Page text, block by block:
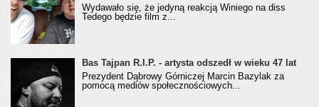
Wydawało się, że jedyną reakcją Winiego na diss
Tedego będzie film z...
Bas Tajpan R.I.P. - artysta odszedł w wieku 47 lat
Prezydent Dąbrowy Górniczej Marcin Bazylak za
pomocą mediów społecznościowych...